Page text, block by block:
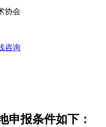
协会
咨询
申报条件如下：